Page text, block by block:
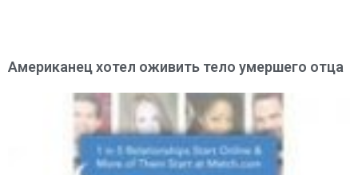
Американец хотел оживить тело умершего отца